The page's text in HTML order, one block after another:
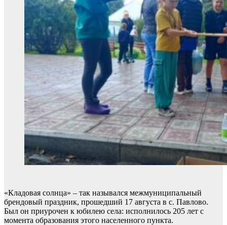
«Кладовая солнца» – так назывался межмуниципальный
брендовый праздник, прошедший 17 августа в с. Павлово.
Был он приурочен к юбилею села: исполнилось 205 лет с
момента образования этого населенного пункта.